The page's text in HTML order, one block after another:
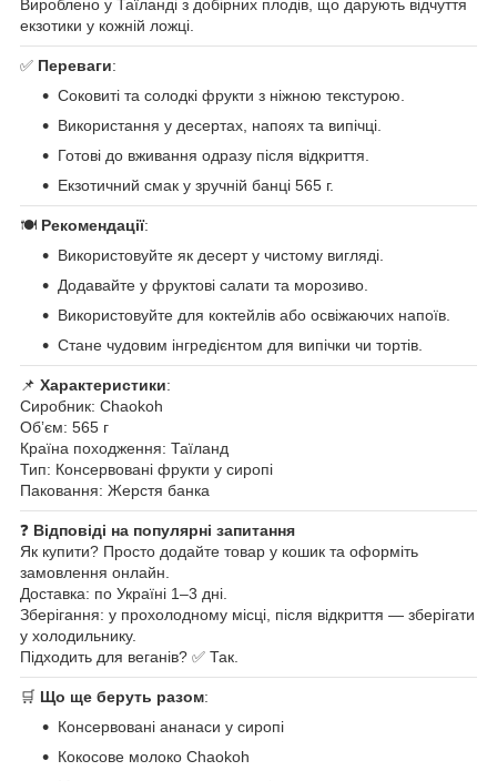
Вироблено у Таїланді з добірних плодів, що дарують відчуття
екзотики у кожній ложці.
✅ Переваги:
Соковиті та солодкі фрукти з ніжною текстурою.
Використання у десертах, напоях та випічці.
Готові до вживання одразу після відкриття.
Екзотичний смак у зручній банці 565 г.
🍽 Рекомендації:
Використовуйте як десерт у чистому вигляді.
Додавайте у фруктові салати та морозиво.
Використовуйте для коктейлів або освіжаючих напоїв.
Стане чудовим інгредієнтом для випічки чи тортів.
📌 Характеристики:
Сиробник: Chaokoh
Обʼєм: 565 г
Країна походження: Таїланд
Тип: Консервовані фрукти у сиропі
Паковання: Жерстя банка
❓ Відповіді на популярні запитання
Як купити? Просто додайте товар у кошик та оформіть
замовлення онлайн.
Доставка: по Україні 1–3 дні.
Зберігання: у прохолодному місці, після відкриття — зберігати
у холодильнику.
Підходить для веганів? ✅ Так.
🛒 Що ще беруть разом:
Консервовані ананаси у сиропі
Кокосове молоко Chaokoh